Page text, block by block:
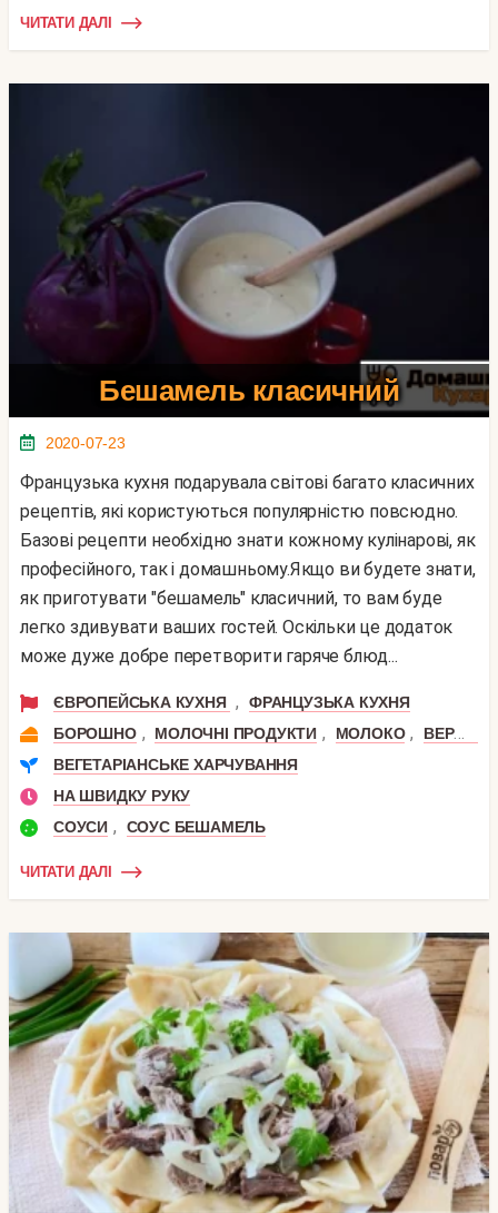
ЧИТАТИ ДАЛІ
Бешамель класичний
2020-07-23
Французька кухня подарувала світові багато класичних
рецептів, які користуються популярністю повсюдно.
Базові рецепти необхідно знати кожному кулінарові, як
професійного, так і домашньому.Якщо ви будете знати,
як приготувати "бешамель" класичний, то вам буде
легко здивувати ваших гостей. Оскільки це додаток
може дуже добре перетворити гаряче блюд...
ЄВРОПЕЙСЬКА КУХНЯ ,
ФРАНЦУЗЬКА КУХНЯ
БОРОШНО , МОЛОЧНІ ПРОДУКТИ , МОЛОКО ,
ВЕРШКОВЕ МАСЛО
ВЕГЕТАРІАНСЬКЕ ХАРЧУВАННЯ
НА ШВИДКУ РУКУ
СОУСИ , СОУС БЕШАМЕЛЬ
ЧИТАТИ ДАЛІ